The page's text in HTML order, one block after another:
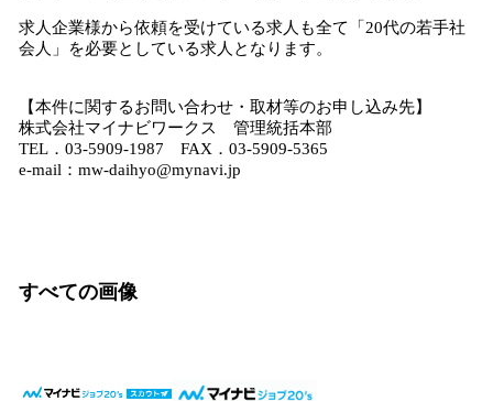
求人企業様から依頼を受けている求人も全て「20代の若手社
会人」を必要としている求人となります。
【本件に関するお問い合わせ・取材等のお申し込み先】
株式会社マイナビワークス 管理統括本部
TEL．03-5909-1987 FAX．03-5909-5365
e-mail：mw-daihyo@mynavi.jp
すべての画像